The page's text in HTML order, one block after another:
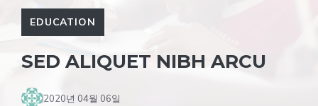
EDUCATION
SED ALIQUET NIBH ARCU
2020년 04월 06일